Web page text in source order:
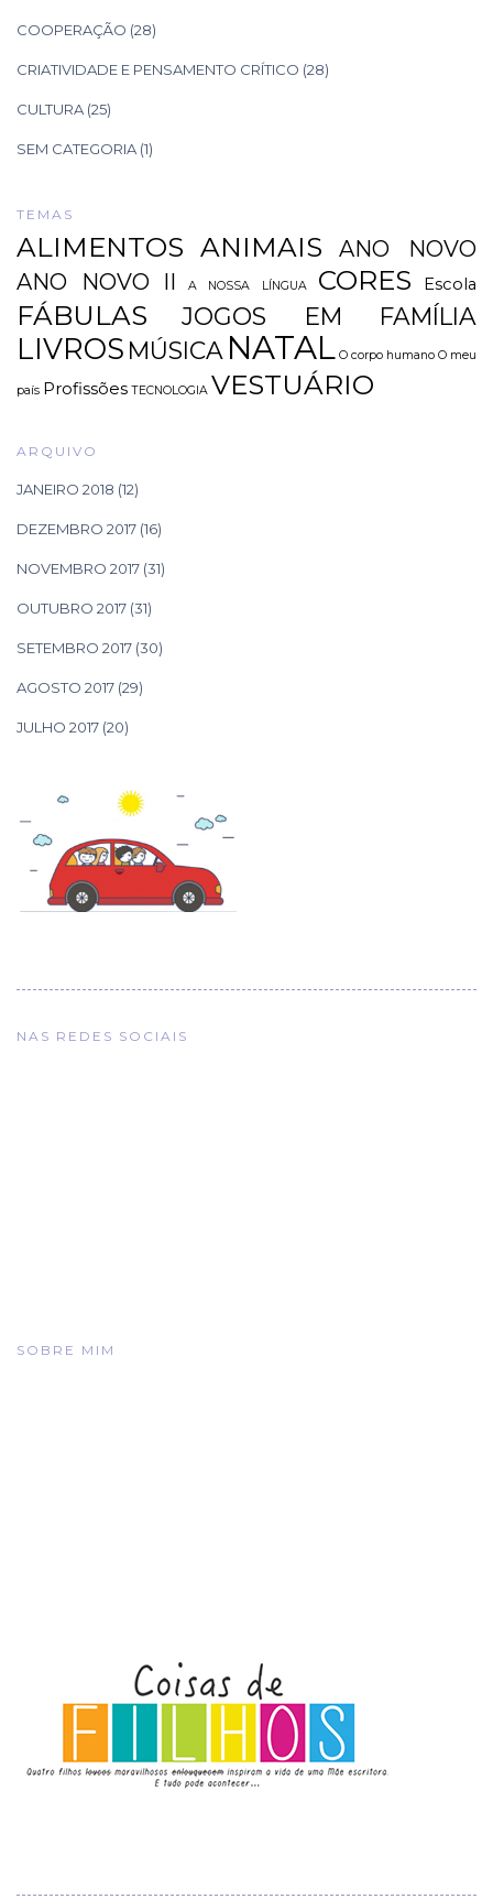
COOPERAÇÃO (28)
CRIATIVIDADE E PENSAMENTO CRÍTICO (28)
CULTURA (25)
SEM CATEGORIA (1)
TEMAS
ALIMENTOS ANIMAIS
ANO NOVO
ANO NOVO II
A NOSSA LÍNGUA CORES Escola
FÁBULAS JOGOS EM FAMÍLIA
LIVROS MÚSICA NATAL O corpo humano O meu
país Profissões TECNOLOGIA VESTUÁRIO
ARQUIVO
JANEIRO 2018 (12)
DEZEMBRO 2017 (16)
NOVEMBRO 2017 (31)
OUTUBRO 2017 (31)
SETEMBRO 2017 (30)
AGOSTO 2017 (29)
JULHO 2017 (20)
NAS REDES SOCIAIS
SOBRE MIM